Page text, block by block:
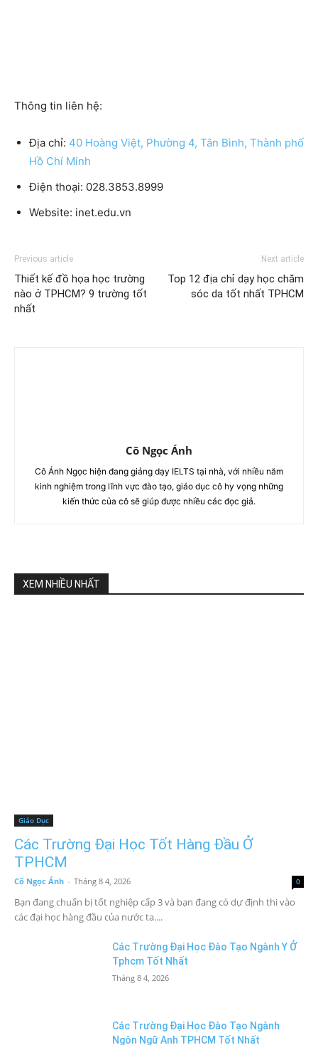
Thông tin liên hệ:
Địa chỉ: 40 Hoàng Việt, Phường 4, Tân Bình, Thành phố
Hồ Chí Minh
Điện thoại: 028.3853.8999
Website: inet.edu.vn
Previous article
Thiết kế đồ họa học trường
nào ở TPHCM? 9 trường tốt
nhất
Next article
Top 12 địa chỉ dạy học chăm
sóc da tốt nhất TPHCM
Cô Ngọc Ánh
Cô Ánh Ngọc hiện đang giảng dạy IELTS tại nhà, với nhiều năm
kinh nghiệm trong lĩnh vực đào tạo, giáo dục cô hy vọng những
kiến thức của cô sẽ giúp được nhiều các đọc giả.
XEM NHIỀU NHẤT
Giáo Dục
Các Trường Đại Học Tốt Hàng Đầu Ở
TPHCM
Cô Ngọc Ánh - Tháng 8 4, 2026 0
Bạn đang chuẩn bị tốt nghiệp cấp 3 và bạn đang có dự định thi vào
các đại học hàng đầu của nước ta....
Các Trường Đại Học Đào Tạo Ngành Y Ở
Tphcm Tốt Nhất
Tháng 8 4, 2026
Các Trường Đại Học Đào Tạo Ngành
Ngôn Ngữ Anh TPHCM Tốt Nhất